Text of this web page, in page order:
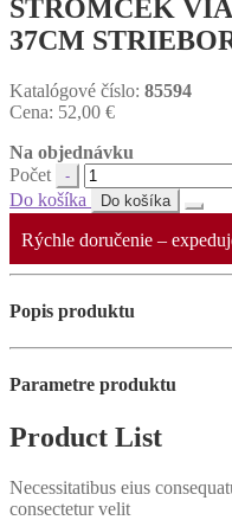
STROMČEK
37CM
Katalógové číslo: 85594
Cena: 52,00 €
Na objednávku
Počet
Do košíka
Do košíka
Rýchle doručenie –
Popis produktu
Parametre produktu
Product List
Necessitatibus eius
consectetur velit